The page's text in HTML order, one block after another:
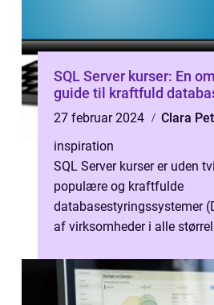
SQL Server kurser: En
guide til kraftfuld
27 februar 2024
Clara
inspiration
SQL Server kurser er uden
populære og kraftfulde
databasestyringssystemer
af virksomheder i alle
data. I den...